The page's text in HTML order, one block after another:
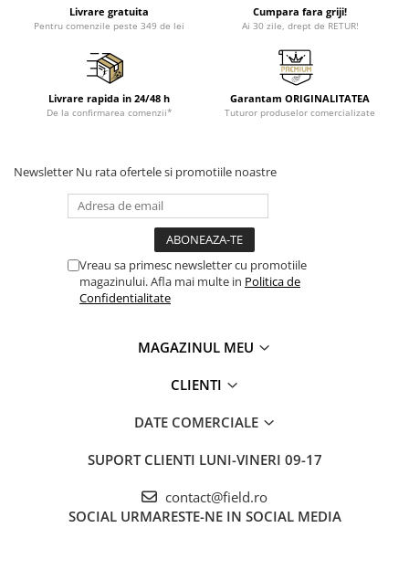
Livrare gratuita
Pentru comenzile peste 349 de lei
Cumpara fara griji!
Ai 30 zile, drept de RETUR!
Livrare rapida in 24/48 h
De la confirmarea comenzii*
Garantam ORIGINALITATEA
Tuturor produselor comercializate
Newsletter Nu rata ofertele si promotiile noastre
Vreau sa primesc newsletter cu promotiile
magazinului. Afla mai multe in Politica de
Confidentialitate
MAGAZINUL MEU
CLIENTI
DATE COMERCIALE
SUPORT CLIENTI LUNI-VINERI 09-17
contact@field.ro
SOCIAL URMARESTE-NE IN SOCIAL MEDIA